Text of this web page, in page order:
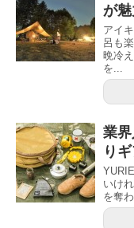
が
アイ
呂も
晩冷
を...
業
り
いけ
を奪